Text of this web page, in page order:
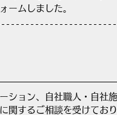
ームしました。
ション、自社職人・自社
関するご相談を受けてお